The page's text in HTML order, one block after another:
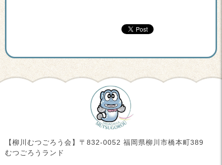
【柳川むつごろう会】〒832-0052 福岡県柳川市橋本町389
むつごろうランド